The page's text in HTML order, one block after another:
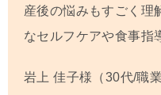
産後の悩みもすごく理
なセルフケアや食事指
岩上 佳子様（30代/職